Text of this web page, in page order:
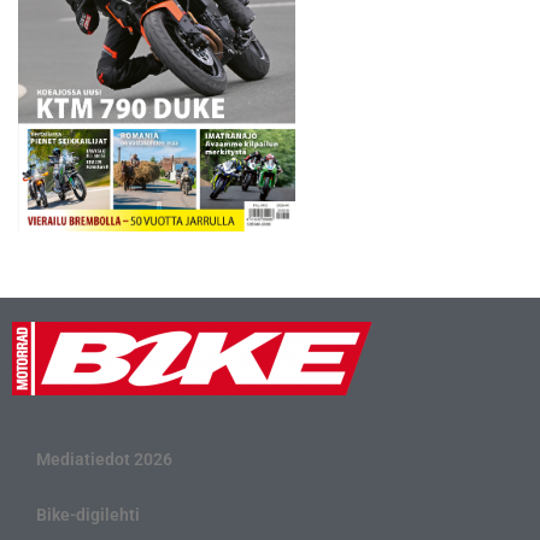
Mediatiedot 2026
Bike-digilehti